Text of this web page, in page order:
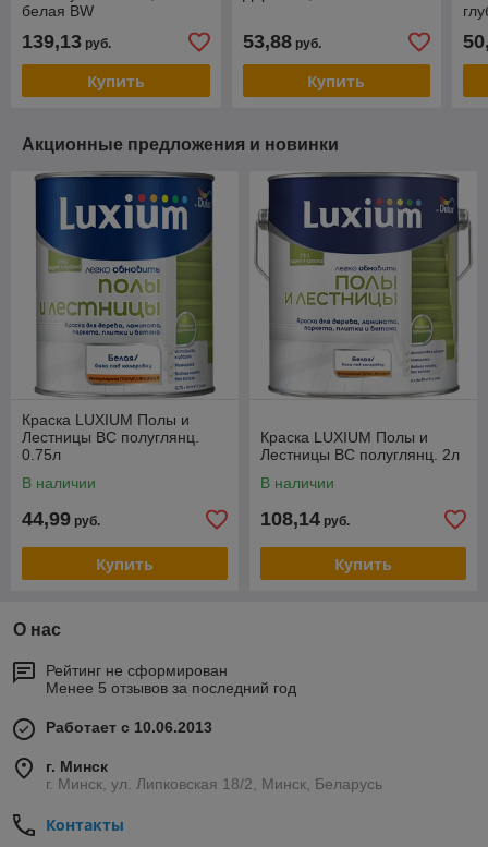
белая BW
139,13 руб.
Купить
53,88руб.
Купить
Акционные предложения и новинки
Краска LUXIUM Полы и
Лестницы BC полуглянц.
0.75л
В наличии
44,99 руб.
Купить
Краска LUXIUM Полы и
Лестницы BC полуглянц. 2л
В наличии
108,14 руб.
Купить
О нас
Рейтинг не сформирован
Менее 5 отзывов за последний год
Работает с 10.06.2013
г. Минск
г. Минск, ул. Липковская 18/2, Минск, Беларусь
Контакты